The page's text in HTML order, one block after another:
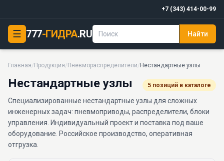
+7 (343) 414-00-99
☰ 777-ГИДРА.RU Найти
Главная/ Продукция/ Пневмораспределители/ Нестандартные узлы
Нестандартные узлы 5 позиций в каталоге
Специализированные нестандартные узлы для сложных
инженерных задач: пневмоприводы, распределители, блоки
управления. Индивидуальный проект и поставка под ваше
оборудование. Российское производство, оперативная
отгрузка.